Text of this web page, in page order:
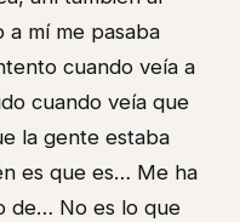
mí me pasaba
cuando veía a
cuando veía que
la gente estaba
es que es… Me ha
de… No es lo que